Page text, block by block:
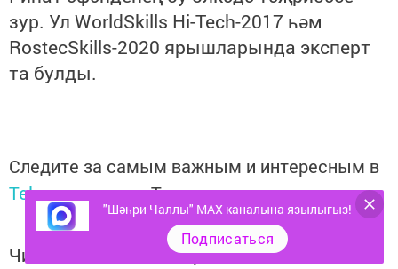
зур. Ул WorldSkills Hi-Tech-2017 һәм
RostecSkills-2020 ярышларында эксперт
та булды.
Следите за самым важным и интересным в
Telegram-каналеТатмедиа
Читайте новости Татарстана в
"Шәһри Чаллы" MAX каналына язылыгыз!
Подписаться